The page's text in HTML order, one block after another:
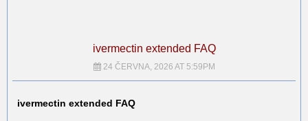
ivermectin extended FAQ
24 ČERVNA, 2026 AT 5:59PM
ivermectin extended FAQ